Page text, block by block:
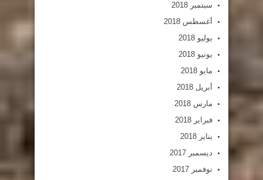
سبتمبر 2018
أغسطس 2018
يوليو 2018
يونيو 2018
مايو 2018
أبريل 2018
مارس 2018
فبراير 2018
يناير 2018
ديسمبر 2017
نوفمبر 2017